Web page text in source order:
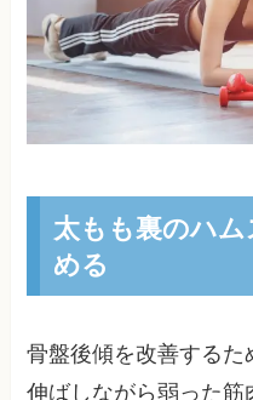
太もも裏のハ
める
骨盤後傾を改善するた
伸ばしながら弱った